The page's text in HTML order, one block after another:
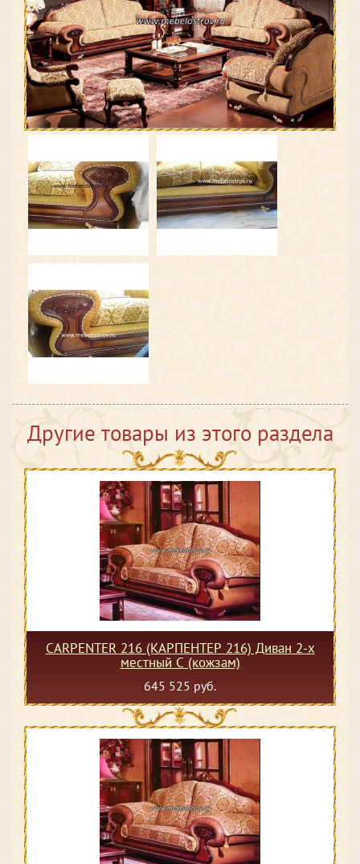
Другие товары из этого раздела
CARPENTER 216 (КАРПЕНТЕР 216) Диван 2-х
местный С (кожзам)
645 525 руб.